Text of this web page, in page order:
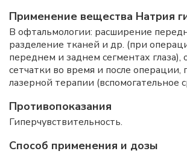
Применение вещества Натрия
В офтальмологии: расширение
разделение тканей и др. (при
переднем и заднем сегментах глаза),
сетчатки во время и после операции,
лазерной терапии (вспомогательное
Противопоказания
Гиперчувствительность.
Способ применения и дозы